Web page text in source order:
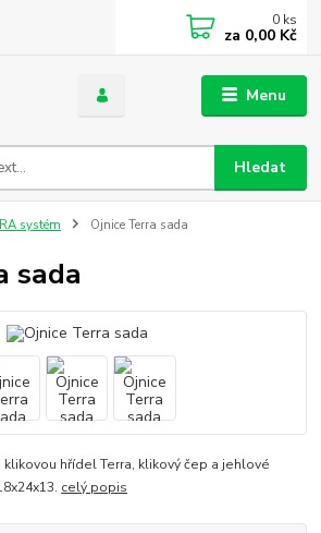
Menu
Hledat
0 ks
za 0,00 Kč
systém Ojnice Terra sada
sada
hřídel Terra, klikový čep a jehlové
celý popis